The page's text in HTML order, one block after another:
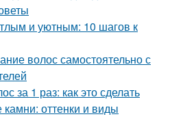
и уютным: 10 шагов к
волос самостоятельно с
за 1 раз: как это сделать
оттенки и виды